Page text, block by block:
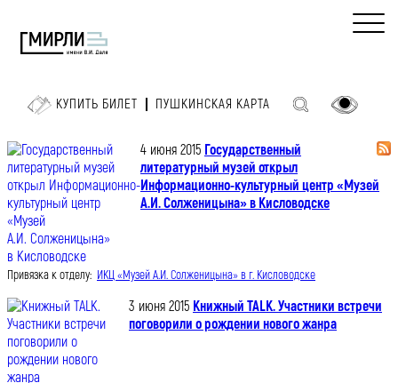
КУПИТЬ БИЛЕТ ПУШКИНСКАЯ КАРТА
4 июня 2015 Государственный
литературный музей открыл
Информационно-культурный центр «Музей
А.И. Солженицына» в Кисловодске
Привязка к отделу: ИКЦ «Музей А.И. Солженицына» в г. Кисловодске
3 июня 2015 Книжный TALK. Участники встречи
поговорили о рождении нового жанра